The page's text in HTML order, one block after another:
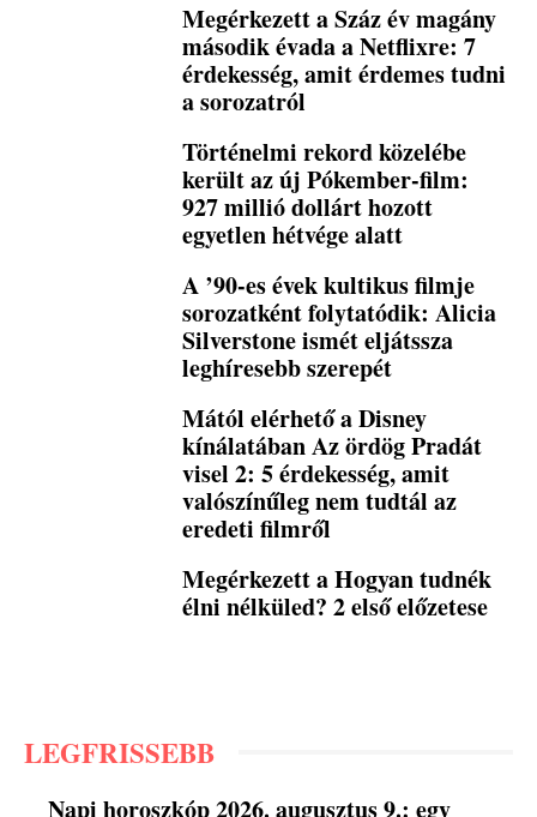
Megérkezett a Száz év magány
második évada a Netflixre: 7
érdekesség, amit érdemes tudni
a sorozatról
Történelmi rekord közelébe
került az új Pókember-film:
927 millió dollárt hozott
egyetlen hétvége alatt
A ’90-es évek kultikus filmje
sorozatként folytatódik: Alicia
Silverstone ismét eljátssza
leghíresebb szerepét
Mától elérhető a Disney
kínálatában Az ördög Pradát
visel 2: 5 érdekesség, amit
valószínűleg nem tudtál az
eredeti filmről
Megérkezett a Hogyan tudnék
élni nélküled? 2 első előzetese
LEGFRISSEBB
Napi horoszkóp 2026. augusztus 9.: egy